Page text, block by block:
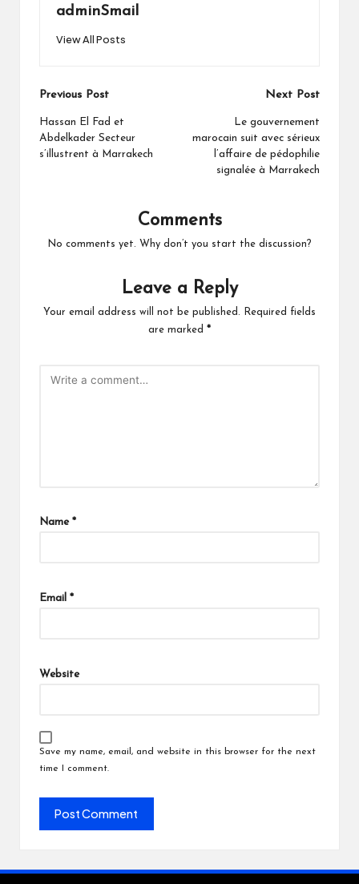
adminSmail
View All Posts
Post
navigation
Previous Post
Hassan El Fad et
Abdelkader Secteur
s’illustrent à Marrakech
Next Post
Le gouvernement
marocain suit avec sérieux
l’affaire de pédophilie
signalée à Marrakech
Comments
No comments yet. Why don’t you start the discussion?
Leave a Reply
Your email address will not be published.
Required fields
are marked *
Name *
Email *
Website
Save my name, email, and website in this browser for the next
time I comment.